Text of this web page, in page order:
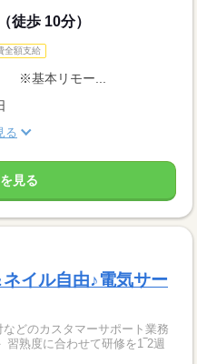
徒歩 10分）
全額支給
※基本リモー...
る
見る
イル自由♪電気サー
どのカスタマーサポート業務